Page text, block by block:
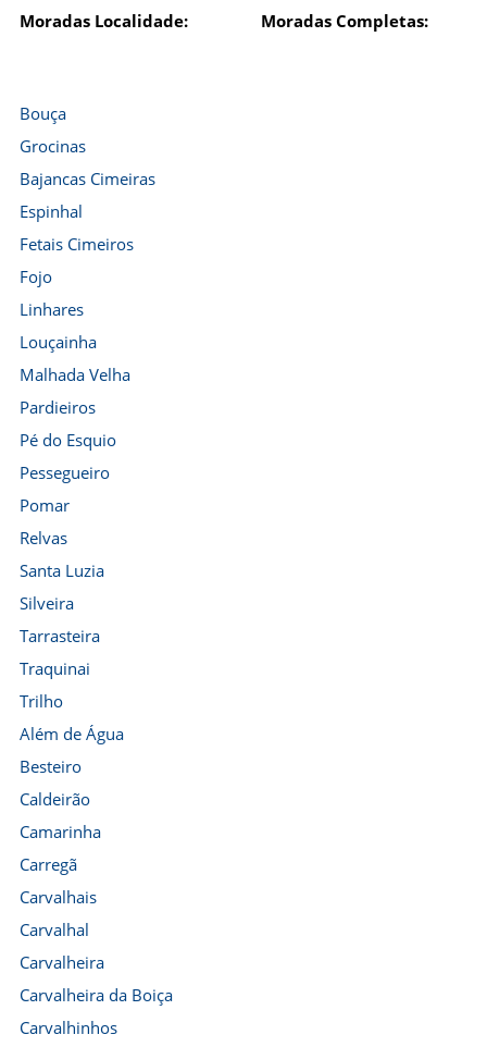
Moradas Localidade: Moradas Completas:
Bouça
Grocinas
Bajancas Cimeiras
Espinhal
Fetais Cimeiros
Fojo
Linhares
Louçainha
Malhada Velha
Pardieiros
Pé do Esquio
Pessegueiro
Pomar
Relvas
Santa Luzia
Silveira
Tarrasteira
Traquinai
Trilho
Além de Água
Besteiro
Caldeirão
Camarinha
Carregã
Carvalhais
Carvalhal
Carvalheira
Carvalheira da Boiça
Carvalhinhos